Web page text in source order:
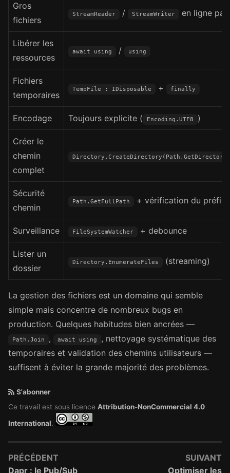
Gros
fichiers
StreamReader / StreamWriter en ligne par
Libérer les
ressources
await using / using
Fichiers
temporaires
TempFile : IDisposable + finally
Encodage Toujours explicite ( Encoding.UTF8 )
Créer le
chemin
complet
Sécurité
chemin
Path.GetFullPath + vérification du préfixe
Surveillance FileSystemWatcher + debounce
Lister un
dossier
Directory.EnumerateFiles (streaming)
La gestion des fichiers est un domaine qui semble
simple mais concentre de nombreux bugs en
production. Quelques habitudes bien ancrées —
Path.Join , await using
, nettoyage systématique des
temporaires et validation des chemins utilisateurs —
suffisent à éviter la grande majorité des problèmes.
S'abonner
Ce travail est sous licence Attribution-NonCommercial 4.0
International.
PRÉCÉDENT
Dapr : le Pub/Sub
SUIVANT
Optimiser les